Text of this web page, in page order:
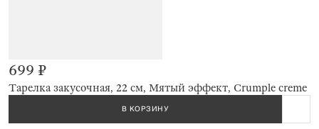
Тарелка закусочная, 22 см, Мятый эффект, Crumple creme
699 ₽
В КОРЗИНУ